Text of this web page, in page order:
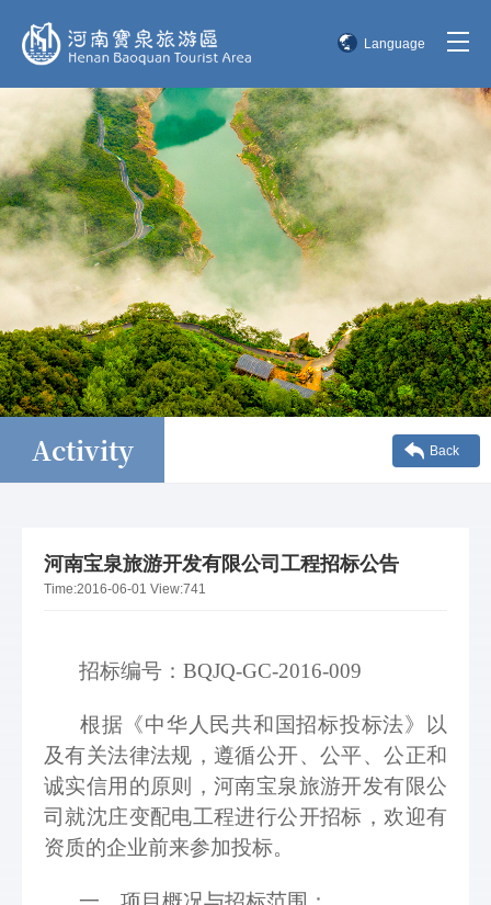
Language
English
한국어
日本語
Activity Back
河南宝泉旅游开发有限公司工程招标公告
Time:2016-06-01 View:741
招标编号：BQJQ-GC-2016-009
根据《中华人民共和国招标投标法》以
及有关法律法规，遵循公开、公平、公正和
诚实信用的原则，河南宝泉旅游开发有限公
司就沈庄变配电工程进行公开招标，欢迎有
资质的企业前来参加投标。